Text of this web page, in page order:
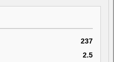
237
2.5